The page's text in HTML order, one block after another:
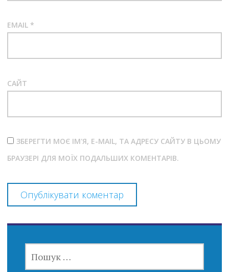
EMAIL *
САЙТ
ЗБЕРЕГТИ МОЄ ІМ'Я, E-MAIL, ТА АДРЕСУ САЙТУ В ЦЬОМУ
БРАУЗЕРІ ДЛЯ МОЇХ ПОДАЛЬШИХ КОМЕНТАРІВ.